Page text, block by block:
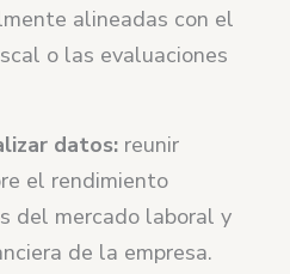
alineadas con el
o las evaluaciones
datos: reunir
el rendimiento
del mercado laboral y
de la empresa.